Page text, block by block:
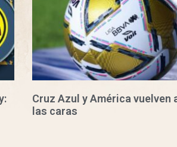
Cruz Azul y América vuelven
las caras